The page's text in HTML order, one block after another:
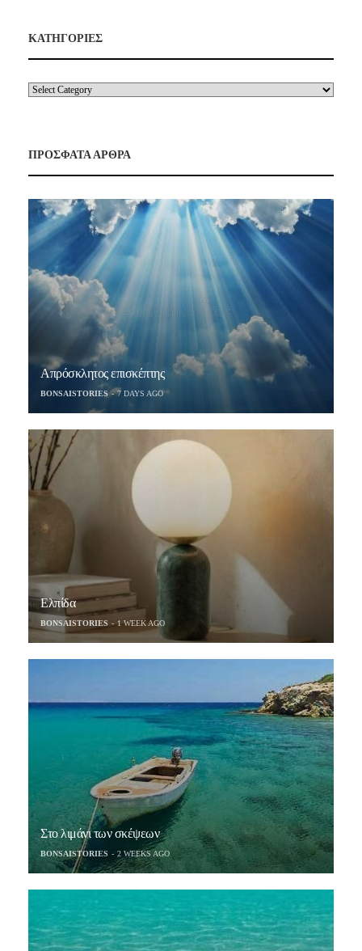
ΚΑΤΗΓΟΡΙΕΣ
ΠΡΟΣΦΑΤΑ ΑΡΘΡΑ
Απρόσκλητος επισκέπτης
BONSAISTORIES 7 DAYS AGO
Ελπίδα
BONSAISTORIES 1 WEEK AGO
Στο λιμάνι των σκέψεων
BONSAISTORIES 2 WEEKS AGO